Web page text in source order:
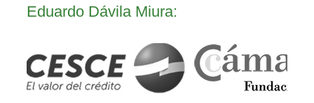
Eduardo Dávila Miura: